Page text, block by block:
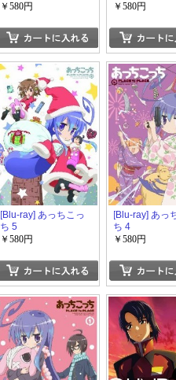
￥580円
￥580円
[Blu-ray] あっちこっ
ち 5
￥580円
[Blu-ray] あっ
ち 4
￥580円